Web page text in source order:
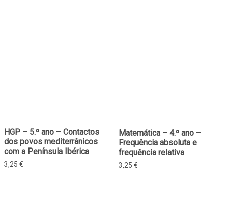
HGP – 5.º ano – Contactos
dos povos mediterrânicos
com a Península Ibérica
3,25 €
Matemática – 4.º ano –
Frequência absoluta e
frequência relativa
3,25 €